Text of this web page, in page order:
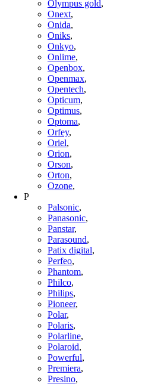
Olympus gold,
Onext,
Onida,
Oniks,
Onkyo,
Onlime,
Openbox,
Openmax,
Opentech,
Opticum,
Optimus,
Optoma,
Orfey,
Oriel,
Orion,
Orson,
Orton,
Ozone,
P
Palsonic,
Panasonic,
Panstar,
Parasound,
Patix digital,
Perfeo,
Phantom,
Philco,
Philips,
Pioneer,
Polar,
Polaris,
Polarline,
Polaroid,
Powerful,
Premiera,
Presino,